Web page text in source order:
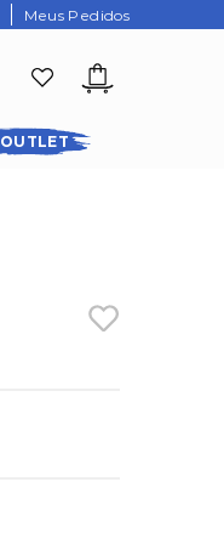
Meus Pedidos
OUTLET